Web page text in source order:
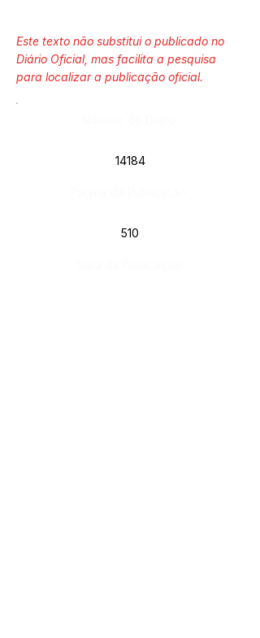
Este texto não substitui o publicado no
Diário Oficial, mas facilita a pesquisa
para localizar a publicação oficial.
14184
510